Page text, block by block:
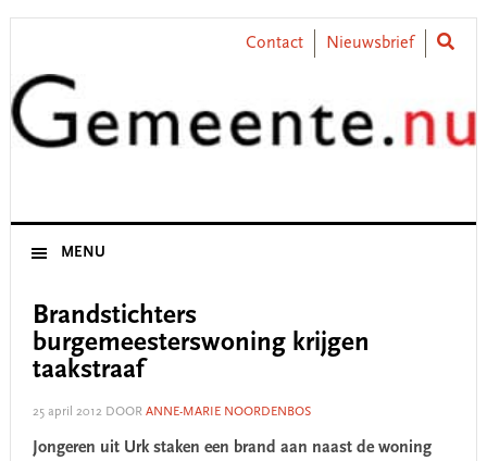
Skip
primary
navigation
Skip
content
Skip
primary
sidebar
Skip
footer
Contact Nieuwsbrief
MENU
Brandstichters
burgemeesterswoning krijgen
taakstraaf
25 april 2012DOOR ANNE-MARIE NOORDENBOS
Jongeren uit Urk staken een brand aan naast de woning